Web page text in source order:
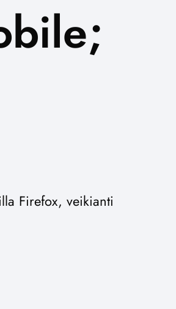
Firefox, veikianti